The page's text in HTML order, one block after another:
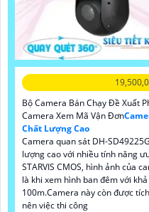
Bộ Camera Bán Chạy Đề Xuất
Camera Xem Mã Vận Đơn
Chất Lượng Cao
Camera quan sát DH-
lượng cao với nhiều tính năng
STARVIS CMOS, hình ảnh của
là khi xem hình ban đêm với
100m.Camera này còn được
nên việc thi công